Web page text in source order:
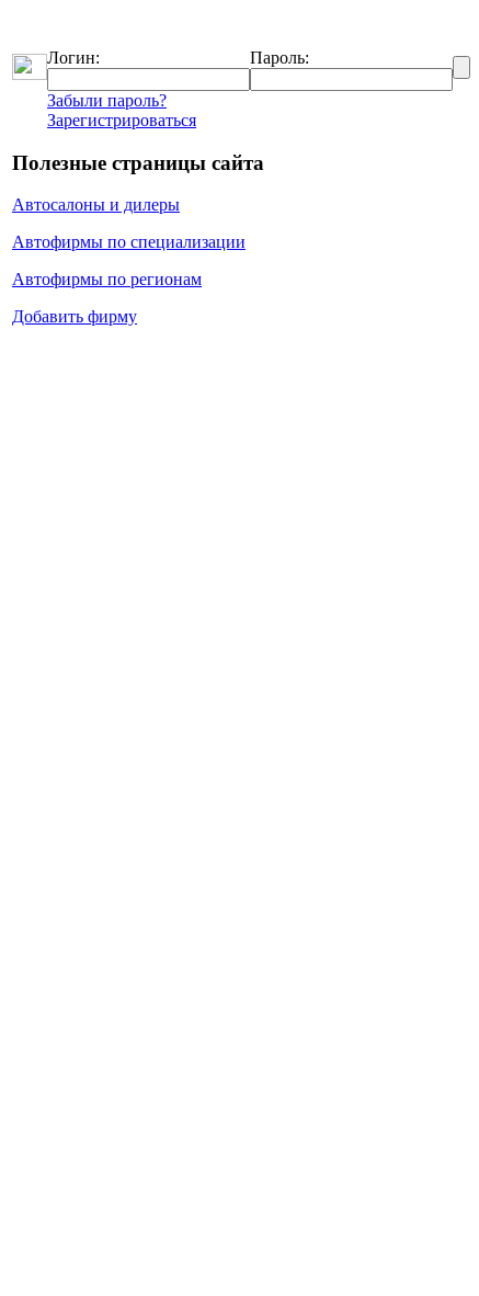
Логин: Пароль:
Забыли пароль?
Зарегистрироваться
Полезные страницы сайта
Автосалоны и дилеры
Автофирмы по специализации
Автофирмы по регионам
Добавить фирму